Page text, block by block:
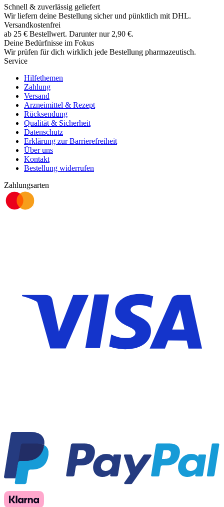
Schnell & zuverlässig geliefert
Wir liefern deine Bestellung sicher und pünktlich mit DHL.
Versandkostenfrei
ab 25 € Bestellwert. Darunter nur 2,90 €.
Deine Bedürfnisse im Fokus
Wir prüfen für dich wirklich jede Bestellung pharmazeutisch.
Service
Hilfethemen
Zahlung
Versand
Arzneimittel & Rezept
Rücksendung
Qualität & Sicherheit
Datenschutz
Erklärung zur Barrierefreiheit
Über uns
Kontakt
Bestellung widerrufen
Zahlungsarten